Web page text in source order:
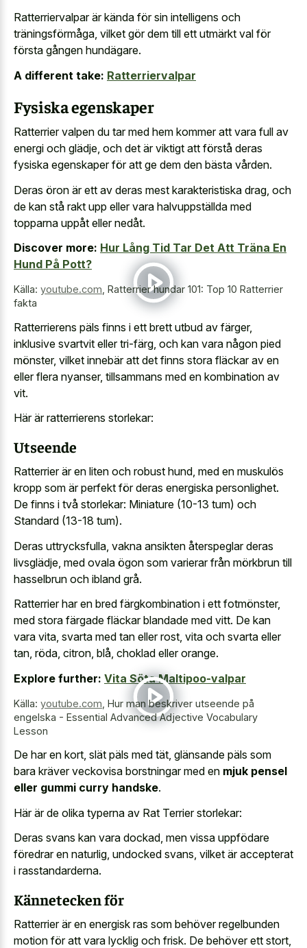
Ratterriervalpar är kända för sin intelligens och
träningsförmåga, vilket gör dem till ett utmärkt val för
första gången hundägare.
A different take: Ratterriervalpar
Fysiska egenskaper
Ratterrier valpen du tar med hem kommer att vara full av
energi och glädje, och det är viktigt att förstå deras
fysiska egenskaper för att ge dem den bästa vården.
Deras öron är ett av deras mest karakteristiska drag, och
de kan stå rakt upp eller vara halvuppställda med
topparna uppåt eller nedåt.
Discover more: Hur Lång Tid Tar Det Att Träna En
Hund På Pott?
Källa: youtube.com Ratterrier hundar 101: Top 10 Ratterrier
fakta
Ratterrierens päls finns i ett brett utbud av färger,
inklusive svartvit eller tri-färg, och kan vara någon pied
mönster, vilket innebär att det finns stora fläckar av en
eller flera nyanser, tillsammans med en kombination av
vit.
Här är ratterrierens storlekar:
Utseende
Ratterrier är en liten och robust hund, med en muskulös
kropp som är perfekt för deras energiska personlighet.
De finns i två storlekar: Miniature (10-13 tum) och
Standard (13-18 tum).
Deras uttrycksfulla, vakna ansikten återspeglar deras
livsglädje, med ovala ögon som varierar från mörkbrun till
hasselbrun och ibland grå.
Ratterrier har en bred färgkombination i ett fotmönster,
med stora färgade fläckar blandade med vitt. De kan
vara vita, svarta med tan eller rost, vita och svarta eller
tan, röda, citron, blå, choklad eller orange.
Explore further: Vita Söta Maltipoo-valpar
Källa: youtube.com Hur man beskriver utseende på
engelska - Essential Advanced Adjective Vocabulary
Lesson
De har en kort, slät päls med tät, glänsande päls som
bara kräver veckovisa borstningar med en mjuk pensel
eller gummi curry handske.
Här är de olika typerna av Rat Terrier storlekar:
Deras svans kan vara dockad, men vissa uppfödare
föredrar en naturlig, undocked svans, vilket är accepterat
i rasstandarderna.
Kännetecken för
Ratterrier är en energisk ras som behöver regelbunden
motion för att vara lycklig och frisk. De behöver ett stort,